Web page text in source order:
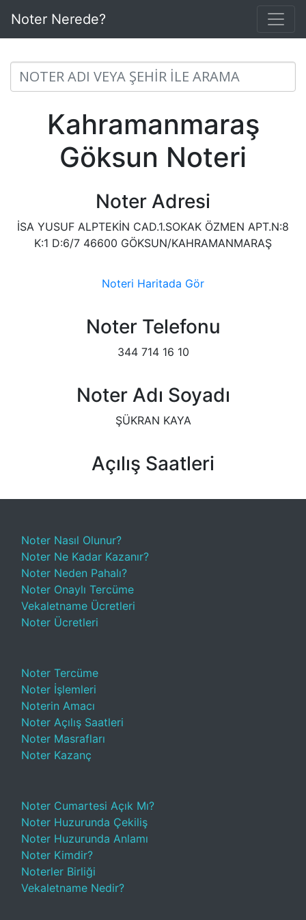
Noter Nerede?
Kahramanmaraş
Göksun Noteri
Noter Adresi
İSA YUSUF ALPTEKİN CAD.1.SOKAK ÖZMEN APT.N:8
K:1 D:6/7 46600 GÖKSUN/KAHRAMANMARAŞ
Noteri Haritada Gör
Noter Telefonu
344 714 16 10
Noter Adı Soyadı
ŞÜKRAN KAYA
Açılış Saatleri
Noter Nasıl Olunur?
Noter Ne Kadar Kazanır?
Noter Neden Pahalı?
Noter Onaylı Tercüme
Vekaletname Ücretleri
Noter Ücretleri
Noter Tercüme
Noter İşlemleri
Noterin Amacı
Noter Açılış Saatleri
Noter Masrafları
Noter Kazanç
Noter Cumartesi Açık Mı?
Noter Huzurunda Çekiliş
Noter Huzurunda Anlamı
Noter Kimdir?
Noterler Birliği
Vekaletname Nedir?